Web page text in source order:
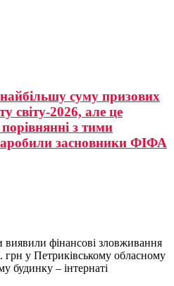
суму призових
світу-2026, але це
з тими
засновники ФІФА
виявили фінансові зловживання
грн у Петриківському обласному
будинку – інтернаті